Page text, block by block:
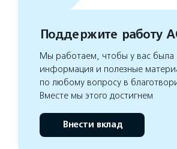
Поддержите работу
Мы работаем, чтобы у вас была
информация и полезные
по любому вопросу в
Вместе мы этого достигнем
Внести вклад